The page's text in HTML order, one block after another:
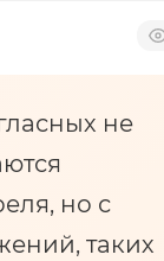
не
но с
таких